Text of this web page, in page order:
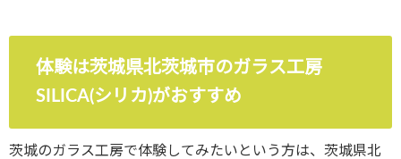
体験は茨城県北茨城市のガラス工房
SILICA(シリカ)がおすすめ
茨城のガラス工房で体験してみたいという方は、茨城県北